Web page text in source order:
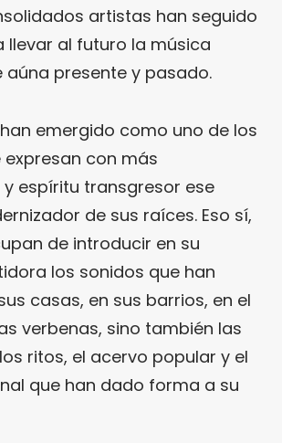
artistas han seguido
llevar al futuro la música
aúna presente y pasado.
han emergido como uno de los
con más
espíritu transgresor ese
de sus raíces. Eso sí,
de introducir en su
los sonidos que han
casas, en sus barrios, en el
verbenas, sino también las
ritos, el acervo popular y el
que han dado forma a su